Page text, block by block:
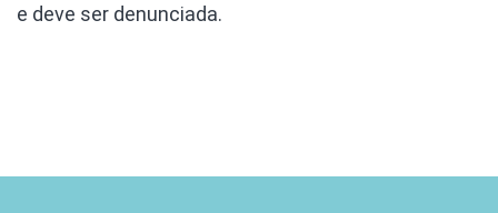
e deve ser denunciada.